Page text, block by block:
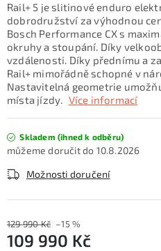
Rail+ 5 je slitinové enduro
dobrodružství za výhodnou
Bosch Performance CX s
okruhy a stoupání. Díky
vzdálenosti. Díky přednímu a
Rail+ mimořádně schopné v
Nastavitelná geometrie
místa jízdy. Více informací
Skladem (ihned k odběru)
10.8.2026
Možnosti doručení
129 990 Kč –15 %
109 990 Kč